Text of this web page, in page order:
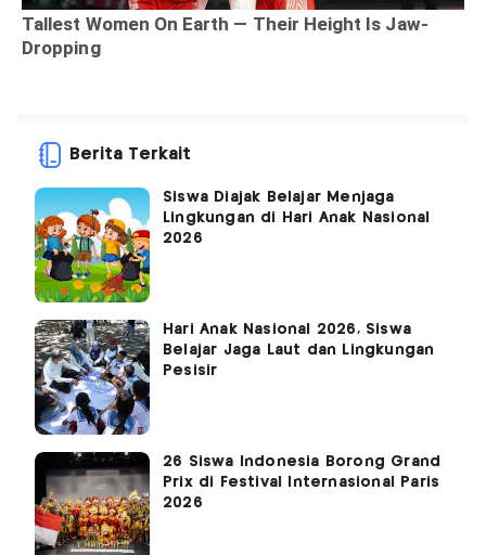
Berita Terkait
Siswa Diajak Belajar Menjaga
Lingkungan di Hari Anak Nasional
2026
Hari Anak Nasional 2026, Siswa
Belajar Jaga Laut dan Lingkungan
Pesisir
26 Siswa Indonesia Borong Grand
Prix di Festival Internasional Paris
2026